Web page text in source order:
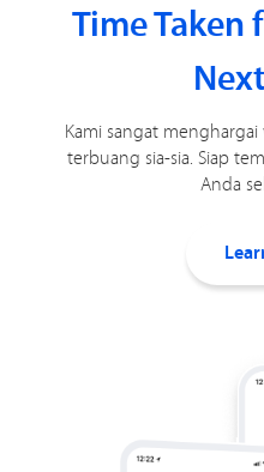
Time Taken
Kami sangat
terbuang sia-sia. Siap
Anda